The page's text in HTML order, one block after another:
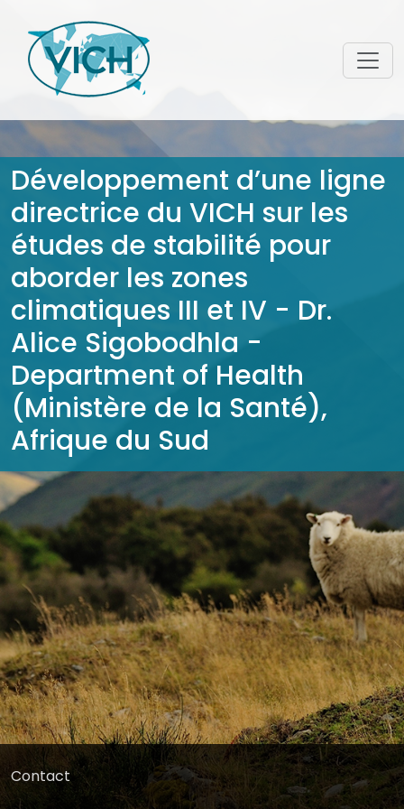
Développement d’une ligne
directrice du VICH sur les
études de stabilité pour
aborder les zones
climatiques III et IV - Dr.
Alice Sigobodhla -
Department of Health
(Ministère de la Santé),
Afrique du Sud
Contact